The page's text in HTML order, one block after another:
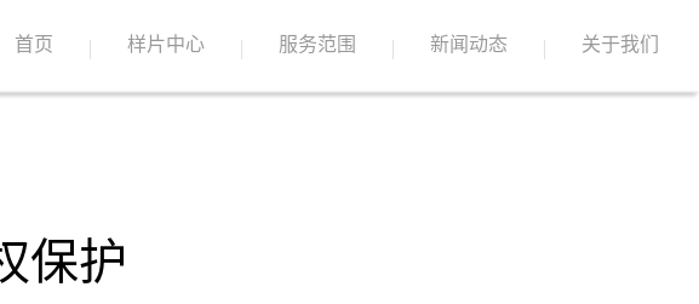
首页 样片中心 服务范围 新闻动态 关于我们
保护